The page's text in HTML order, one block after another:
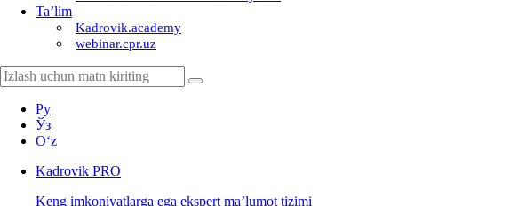
Ta’lim
Kadrovik.academy
webinar.cpr.uz
Ру
Ўз
Oʻz
Kadrovik PRO
Keng imkoniyatlarga ega ekspert ma’lumot tizimi